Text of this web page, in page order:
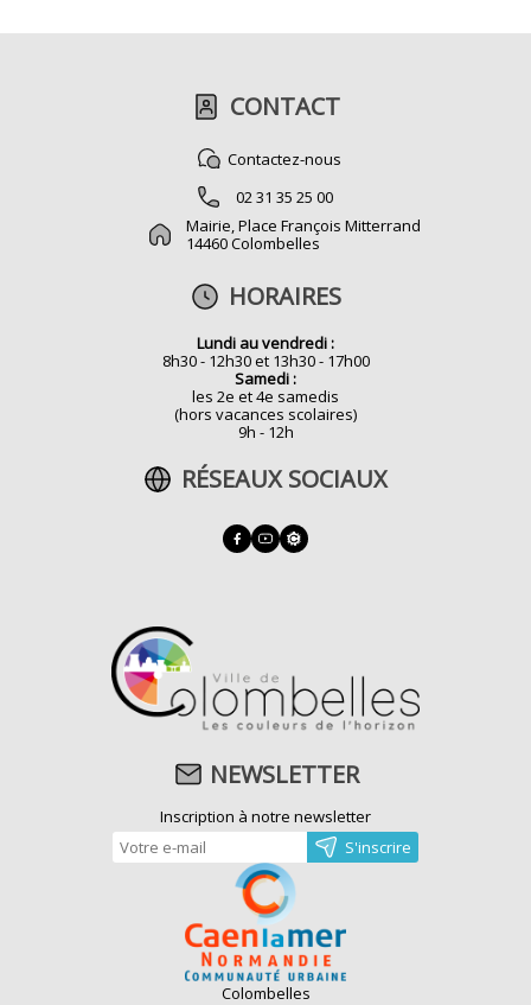
CONTACT
Contactez-nous
02 31 35 25 00
Mairie, Place François Mitterrand
14460 Colombelles
HORAIRES
Lundi au vendredi :
8h30 - 12h30 et 13h30 - 17h00
Samedi :
les 2e et 4e samedis
(hors vacances scolaires)
9h - 12h
RÉSEAUX SOCIAUX
NEWSLETTER
Inscription à notre newsletter
Colombelles